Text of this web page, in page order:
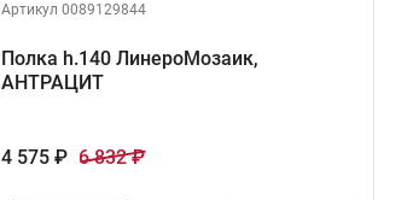
Артикул 0089129844
Полка h.140 ЛинероМозаик,
АНТРАЦИТ
4 575 ₽ 6 832 ₽